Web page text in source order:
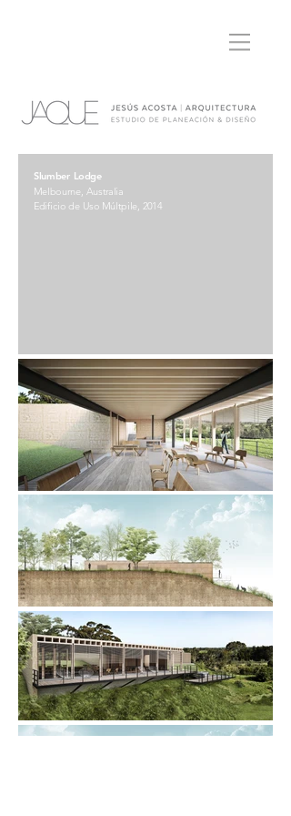
Slumber Lodge
Melbourne, Australia
Edificio de Uso Múltpile, 2014